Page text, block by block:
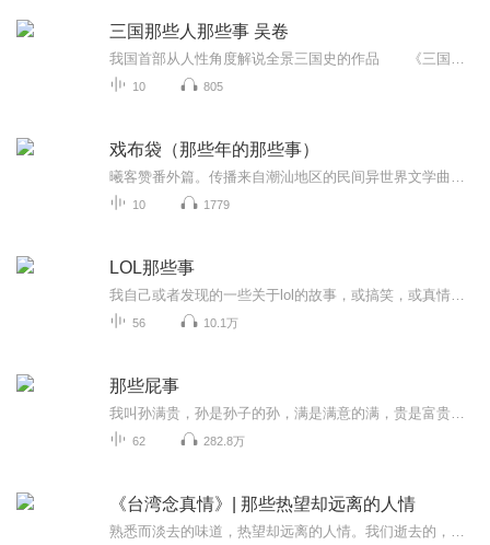
三国那些人那些事 吴卷
10 805
戏布袋（那些年的那些事）
10 1779
LOL那些事
56 10.1万
那些屁事
62 282.8万
《台湾念真情》| 那些热望却远离的人情